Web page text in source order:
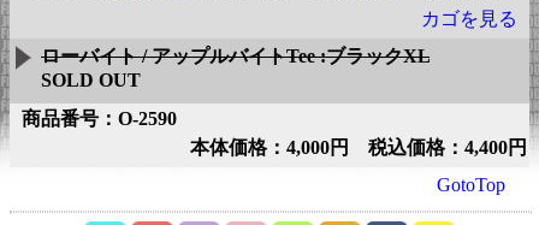
カゴを見る
ローバイト / アップルバイトTee :ブラックXL
SOLD OUT
商品番号：O-2590
本体価格：4,000円 税込価格：4,400円
GotoTop